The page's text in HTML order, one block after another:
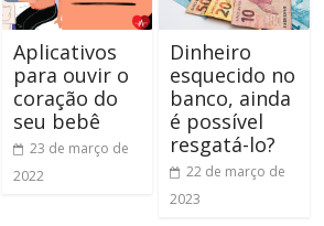
Aplicativos
para ouvir o
coração do
seu bebê
23 de março de
2022
Dinheiro
esquecido no
banco, ainda
é possível
resgatá-lo?
22 de março de
2023